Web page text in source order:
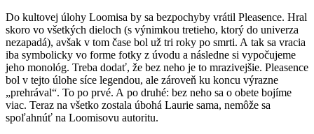
Do kultovej úlohy Loomisa by sa bezpochyby vrátil Pleasence. Hral
skoro vo všetkých dieloch (s výnimkou tretieho, ktorý do univerza
nezapadá), avšak v tom čase bol už tri roky po smrti. A tak sa vracia
iba symbolicky vo forme fotky z úvodu a následne si vypočujeme
jeho monológ. Treba dodať, že bez neho je to mrazivejšie. Pleasence
bol v tejto úlohe síce legendou, ale zároveň ku koncu výrazne
„prehrával“. To po prvé. A po druhé: bez neho sa o obete bojíme
viac. Teraz na všetko zostala úbohá Laurie sama, nemôže sa
spoľahnúť na Loomisovu autoritu.